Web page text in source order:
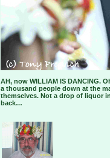
AH, now WILLIAM IS DANCING.
a thousand people down at the
themselves. Not a drop of liquor
back…